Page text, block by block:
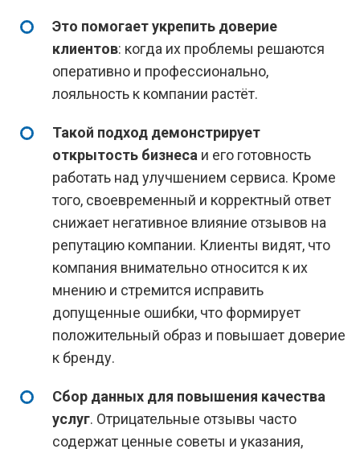
Это помогает укрепить доверие
клиентов: когда их проблемы решаются
оперативно и профессионально,
лояльность к компании растёт.
Такой подход демонстрирует
открытость бизнеса и его готовность
работать над улучшением сервиса. Кроме
того, своевременный и корректный ответ
снижает негативное влияние отзывов на
репутацию компании. Клиенты видят, что
компания внимательно относится к их
мнению и стремится исправить
допущенные ошибки, что формирует
положительный образ и повышает доверие
к бренду.
Сбор данных для повышения качества
услуг. Отрицательные отзывы часто
содержат ценные советы и указания,